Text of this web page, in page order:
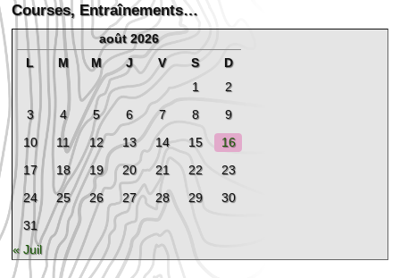
Courses, Entraînements…
août 2026
L
M M J V S
D
1
2
3
4 5 6 7 8
9
10
11 12 13 14 15
16
17
18 19 20 21 22
23
24
25 26 27 28 29
30
31
« Juil